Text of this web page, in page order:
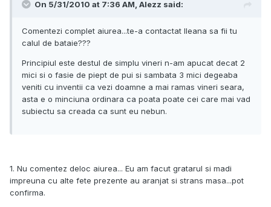
On 5/31/2010 at 7:36 AM, Alezz said:
Comentezi complet aiurea...te-a contactat Ileana sa fii tu
calul de bataie???
Principiul este destul de simplu vineri n-am apucat decat 2
mici si o fasie de piept de pui si sambata 3 mici degeaba
veniti cu inventii ca vezi doamne a mai ramas vineri seara,
asta e o minciuna ordinara ca poata poate cei care mai vad
subiectu sa creada ca sunt eu nebun.
1. Nu comentez deloc aiurea... Eu am facut gratarul si madi
impreuna cu alte fete prezente au aranjat si strans masa...pot
confirma.